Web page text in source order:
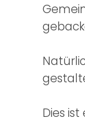
Dies